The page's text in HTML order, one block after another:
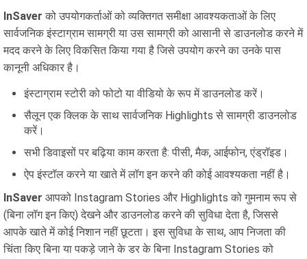
InSaver को उपयोगकर्ताओं को व्यक्तिगत समीक्षा आवश्यकताओं के लिए
सार्वजनिक इंस्टाग्राम सामग्री या उस सामग्री को आसानी से डाउनलोड करने में
मदद करने के लिए विकसित किया गया है जिसे उपयोग करने का उनके पास
कानूनी अधिकार है।
इंस्टाग्राम स्टोरी को फोटो या वीडियो के रूप में डाउनलोड करें।
सैलून एक क्लिक के साथ सार्वजनिक Highlights से सामग्री डाउनलोड
करें।
सभी डिवाइसों पर बढ़िया काम करता है: पीसी, मैक, आईफोन, एंड्रॉइड।
ऐप इंस्टॉल करने या खाते में लॉग इन करने की कोई आवश्यकता नहीं है।
InSaver आपको Instagram Stories और Highlights को गुमनाम रूप से
(बिना लॉग इन किए) देखने और डाउनलोड करने की सुविधा देता है, जिससे
आपके खाते में कोई निशान नहीं छूटता। इस सुविधा के साथ, आप निजता की
चिंता किए बिना या पकड़े जाने के डर के बिना Instagram Stories को